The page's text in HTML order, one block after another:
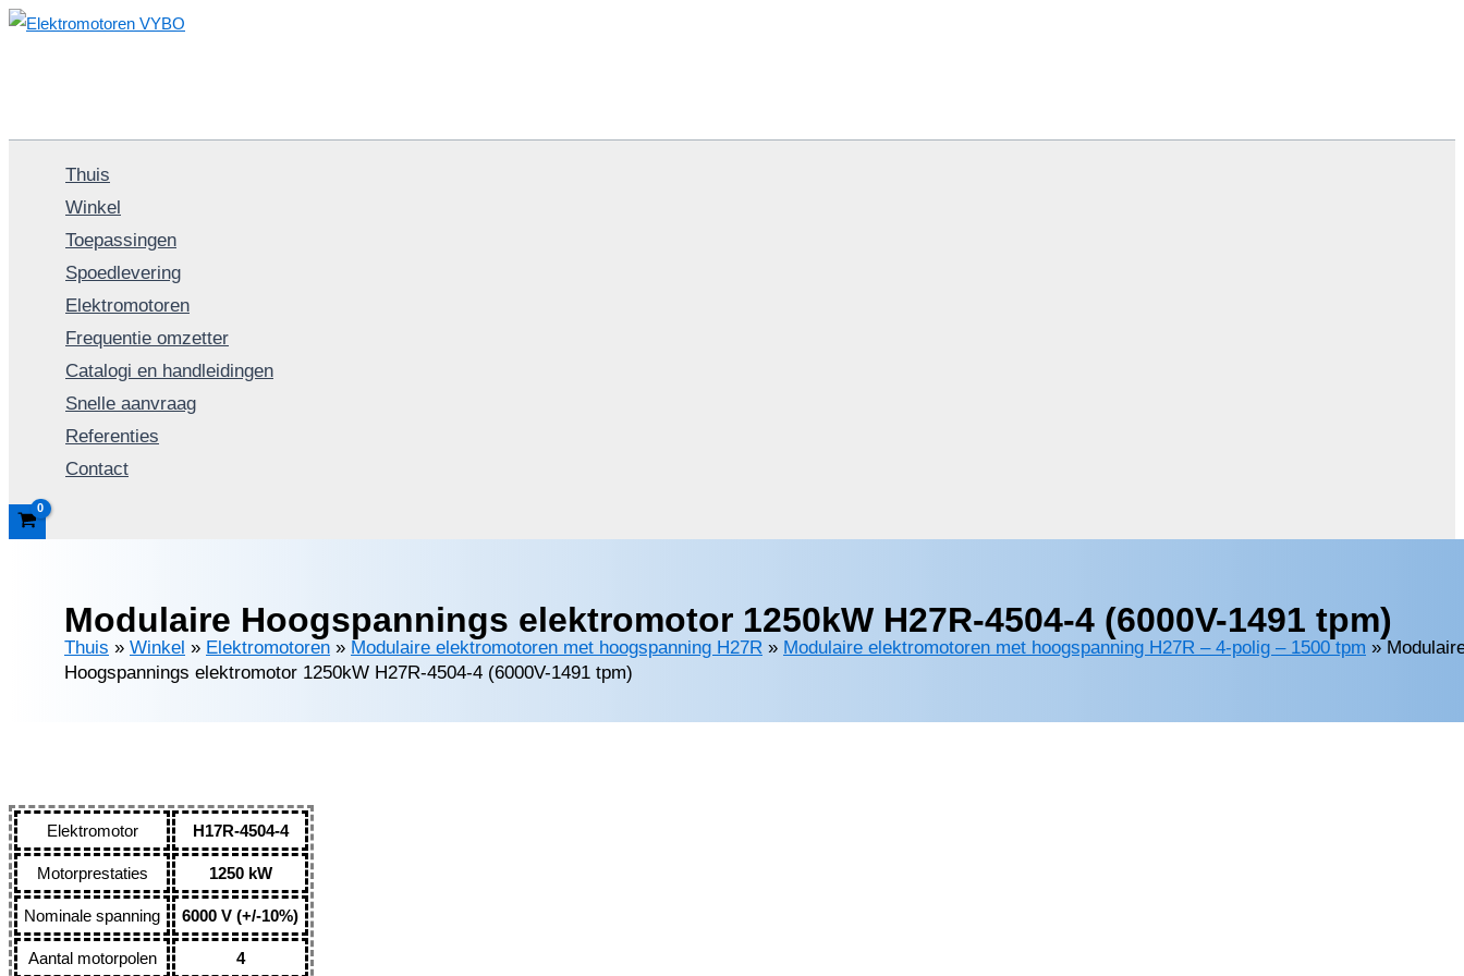
Spring
Thuis
Winkel
Toepassingen
Spoedlevering
Elektromotoren
Frequentie omzetter
Catalogi en handleidingen
Snelle aanvraag
Referenties
Contact
Modulaire Hoogspannings elektromotor 1250kW H27R-4504-4 (6000V-1491 tpm)
Thuis » Winkel » Elektromotoren » Modulaire elektromotoren met hoogspanning H27R » Modulaire elektromotoren met hoogspanning H27R – 4-polig – 1500 tpm »
Hoogspannings elektromotor 1250kW H27R-4504-4 (6000V-1491 tpm)
Elektromotor H17R-4504-4
Motorprestaties 1250 kW
Nominale spanning 6000 V (+/-10%)
Aantal motorpolen 4